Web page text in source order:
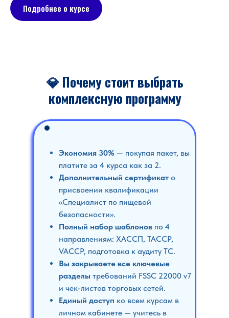
Подробнее о курсе
💎 Почему стоит выбрать
комплексную программу
Экономия 30% — покупая пакет, вы
платите за 4 курса как за 2.
Дополнительный сертификат о
присвоении квалификации
«Специалист по пищевой
безопасности».
Полный набор шаблонов по 4
направлениям: ХАССП, TACCP,
VACCP, подготовка к аудиту ТС.
Вы закрываете все ключевые
разделы требований FSSC 22000 v7
и чек-листов торговых сетей.
Единый доступ ко всем курсам в
личном кабинете — учитесь в